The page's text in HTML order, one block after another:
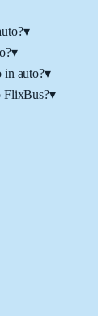
▾
▾
in auto?▾
FlixBus?▾